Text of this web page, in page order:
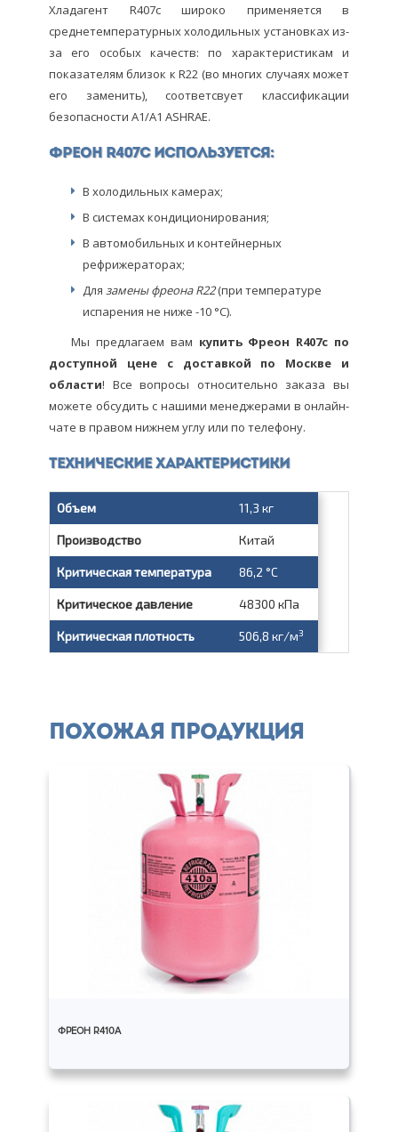
Хладагент R407c широко применяется в
среднетемпературных холодильных установках из-
за его особых качеств: по характеристикам и
показателям близок к R22 (во многих случаях может
его заменить), соответсвует классификации
безопасности A1/А1 ASHRAE.
Фреон R407c используется:
В холодильных камерах;
В системах кондиционирования;
В автомобильных и контейнерных
рефрижераторах;
Для замены фреона R22(при температуре
испарения не ниже -10 °С).
Мы предлагаем вам купить Фреон R407c по
доступной цене с доставкой по Москве и
области! Все вопросы относительно заказа вы
можете обсудить с нашими менеджерами в онлайн-
чате в правом нижнем углу или по телефону.
Технические характеристики
Объем 11,3 кг
Производство Китай
Критическая температура 86,2 °C
Критическое давление 48300 кПа
Критическая плотность 506,8 кг/м3
Похожая продукция
ФРЕОН R410A